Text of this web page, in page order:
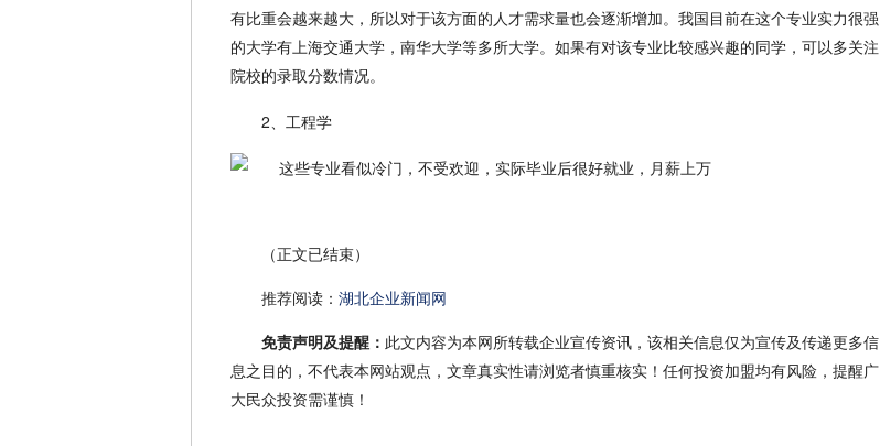
有比重会越来越大，所以对于该方面的人才需求量也会逐渐增加。我国目前在这个专业实力很强
的大学有上海交通大学，南华大学等多所大学。如果有对该专业比较感兴趣的同学，可以多关注
院校的录取分数情况。
2、工程学
（正文已结束）
推荐阅读： 湖北企业新闻网
免责声明及提醒： 此文内容为本网所转载企业宣传资讯，该相关信息仅为宣传及传递更多信
息之目的，不代表本网站观点，文章真实性请浏览者慎重核实！任何投资加盟均有风险，提醒广
大民众投资需谨慎！